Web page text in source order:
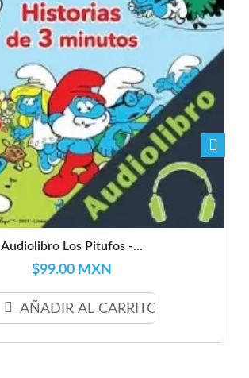
Audiolibro Los Pitufos -...
$99.00 MXN
AÑADIR AL CARRITO